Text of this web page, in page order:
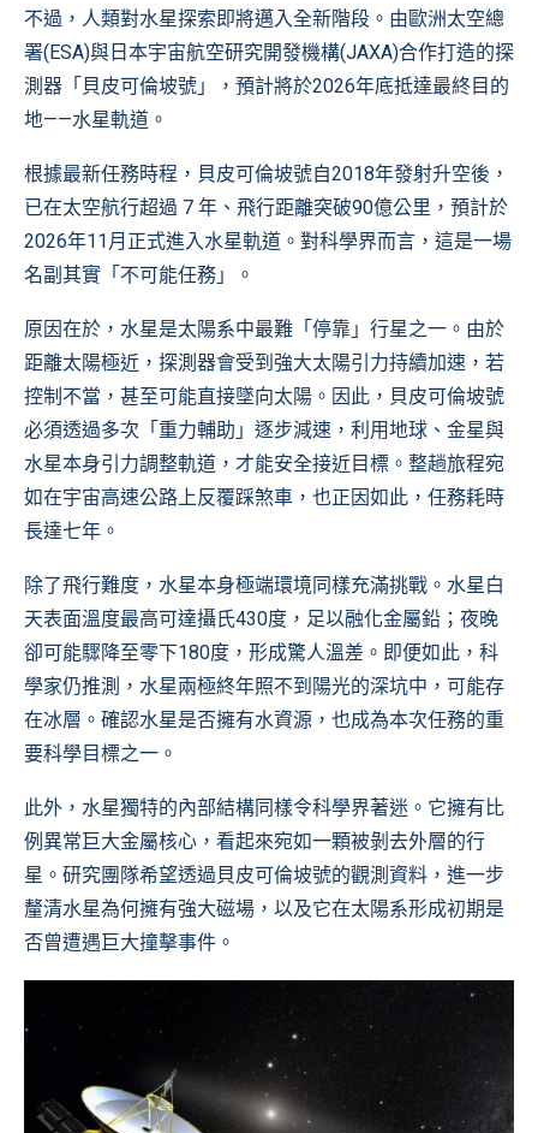
不過，人類對水星探索即將邁入全新階段。由歐洲太空總
署(ESA)與日本宇宙航空研究開發機構(JAXA)合作打造的探
測器「貝皮可倫坡號」，預計將於2026年底抵達最終目的
地——水星軌道。
根據最新任務時程，貝皮可倫坡號自2018年發射升空後，
已在太空航行超過 7 年、飛行距離突破90億公里，預計於
2026年11月正式進入水星軌道。對科學界而言，這是一場
名副其實「不可能任務」。
原因在於，水星是太陽系中最難「停靠」行星之一。由於
距離太陽極近，探測器會受到強大太陽引力持續加速，若
控制不當，甚至可能直接墜向太陽。因此，貝皮可倫坡號
必須透過多次「重力輔助」逐步減速，利用地球、金星與
水星本身引力調整軌道，才能安全接近目標。整趟旅程宛
如在宇宙高速公路上反覆踩煞車，也正因如此，任務耗時
長達七年。
除了飛行難度，水星本身極端環境同樣充滿挑戰。水星白
天表面溫度最高可達攝氏430度，足以融化金屬鉛；夜晚
卻可能驟降至零下180度，形成驚人溫差。即便如此，科
學家仍推測，水星兩極終年照不到陽光的深坑中，可能存
在冰層。確認水星是否擁有水資源，也成為本次任務的重
要科學目標之一。
此外，水星獨特的內部結構同樣令科學界著迷。它擁有比
例異常巨大金屬核心，看起來宛如一顆被剝去外層的行
星。研究團隊希望透過貝皮可倫坡號的觀測資料，進一步
釐清水星為何擁有強大磁場，以及它在太陽系形成初期是
否曾遭遇巨大撞擊事件。